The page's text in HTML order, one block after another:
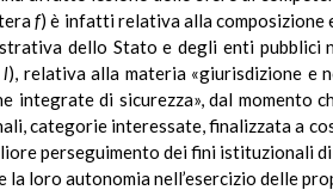
f) è infatti relativa alla
dello Stato e degli enti pubblici
l), relativa alla materia «giurisdizione e
integrate di sicurezza», dal momento
categorie interessate, finalizzata a
perseguimento dei fini istituzionali
la loro autonomia nell’esercizio delle